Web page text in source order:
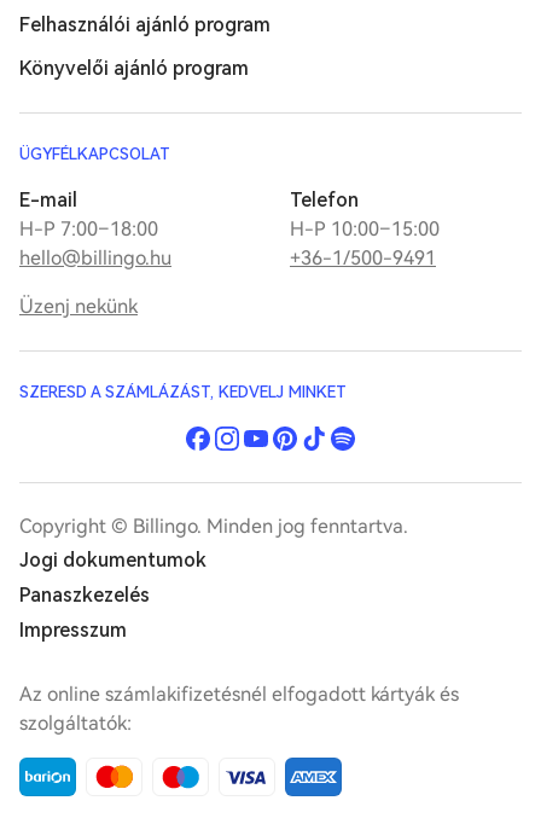
ÜGYFÉLKAPCSOLAT
E-mail
H-P 7:00–18:00
hello@billingo.hu
Telefon
H-P 10:00–15:00
+36-1/500-9491
Üzenj nekünk
Felhasználói ajánló program
Könyvelői ajánló program
SZERESD A SZÁMLÁZÁST, KEDVELJ MINKET
Copyright © Billingo. Minden jog fenntartva.
Jogi dokumentumok
Panaszkezelés
Impresszum
Az online számlakifizetésnél elfogadott kártyák és
szolgáltatók: